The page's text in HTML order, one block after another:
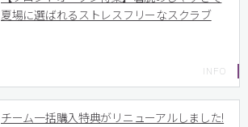
夏場に選ばれるストレスフリーなスクラブ
チーム一括購入特典がリニューアルしました!